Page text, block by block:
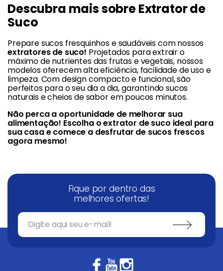
Descubra mais sobre Extrator de
Suco
Prepare sucos fresquinhos e saudáveis com nossos
extratores de suco! Projetados para extrair o
máximo de nutrientes das frutas e vegetais, nossos
modelos oferecem alta eficiência, facilidade de uso e
limpeza. Com design compacto e funcional, são
perfeitos para o seu dia a dia, garantindo sucos
naturais e cheios de sabor em poucos minutos.
Não perca a oportunidade de melhorar sua
alimentação! Escolha o extrator de suco ideal para
sua casa e comece a desfrutar de sucos frescos
agora mesmo!
Fique por dentro das
melhores ofertas!